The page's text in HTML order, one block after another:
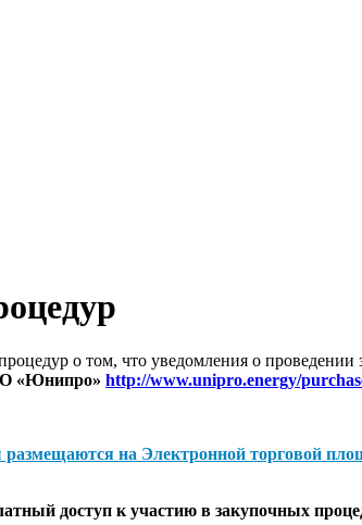
о том, что уведомления о
«Юнипро» http://www.unipro.energy/
размещаются на Электронной торговой
доступ к участию в закупочных